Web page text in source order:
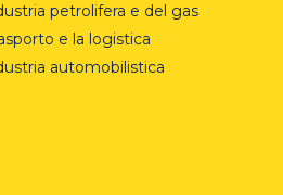
petrolifera e del gas
e la logistica
automobilistica